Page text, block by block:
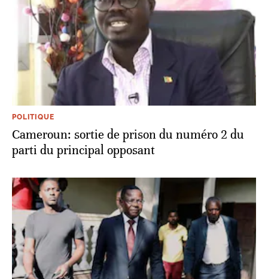
POLITIQUE
Cameroun: sortie de prison du numéro 2 du
parti du principal opposant